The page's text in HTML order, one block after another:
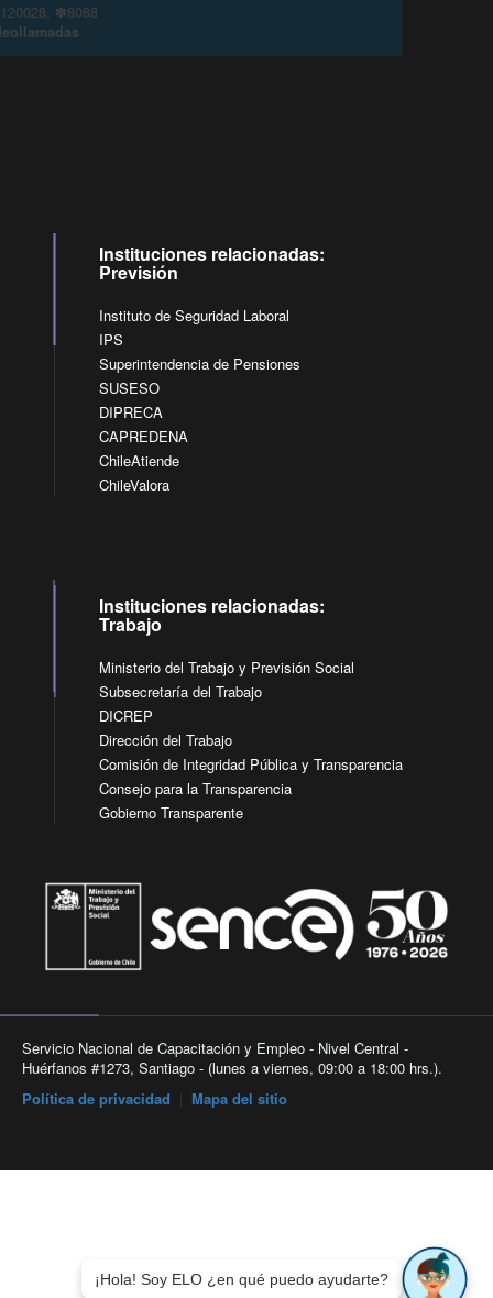
6007120028, ✽8088
yVideollamadas
Instituciones relacionadas:
Previsión
Instituto de Seguridad Laboral
IPS
Superintendencia de Pensiones
SUSESO
DIPRECA
CAPREDENA
ChileAtiende
ChileValora
Instituciones relacionadas:
Trabajo
Ministerio del Trabajo y Previsión Social
Subsecretaría del Trabajo
DICREP
Dirección del Trabajo
Comisión de Integridad Pública y Transparencia
Consejo para la Transparencia
Gobierno Transparente
Servicio Nacional de Capacitación y Empleo - Nivel Central -
Huérfanos #1273, Santiago - (lunes a viernes, 09:00 a 18:00 hrs.).
Política de privacidad
Mapa del sitio
¡Hola! Soy ELO ¿en qué puedo ayudarte?